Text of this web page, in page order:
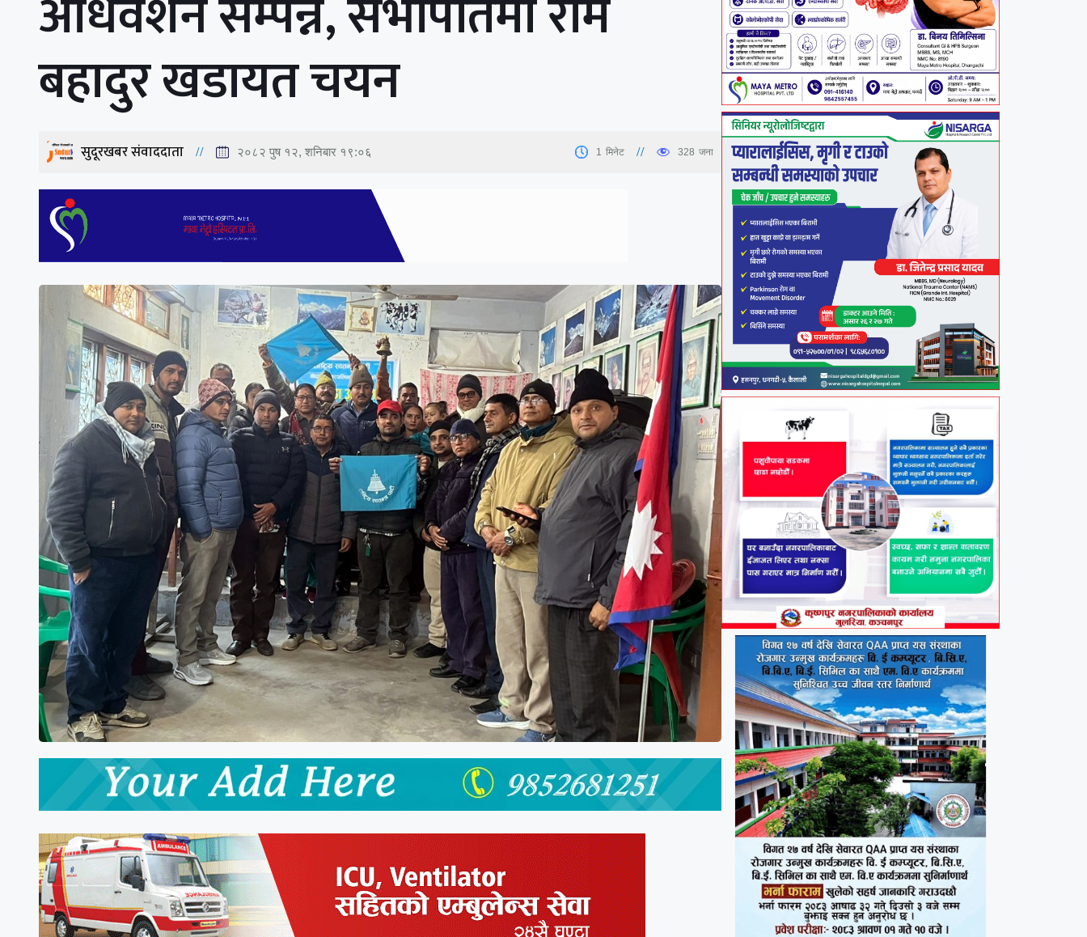
अधिवेशन सम्पन्न, सभापतिमा राम
बहादुर खडायत चयन
सुदूरखबर संवाददाता २०८२ पुष १२, शनिबार १९:०६ 1 मिनेट 328 जना